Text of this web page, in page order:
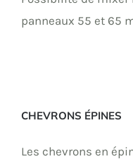
panneaux 55 et 65
CHEVRONS ÉPINES
Les chevrons en